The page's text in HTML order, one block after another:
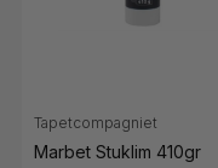
Tapetcompagniet
Marbet Stuklim 410gr